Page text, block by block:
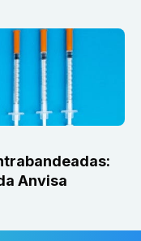
Anvisa